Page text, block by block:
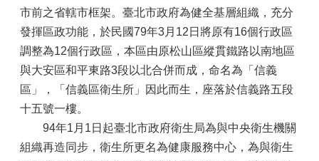
市前之省轄市框架。臺北市政府為健全基層組織，充分
發揮區政功能，於民國79年3月12日將原有16個行政區
調整為12個行政區，本區由原松山區縱貫鐵路以南地區
與大安區和平東路3段以北合併而成，命名為「信義
區」，「信義區衛生所」因此而生，座落於信義路五段
十五號一樓。
94年1月1日起臺北市政府衛生局為與中央衛生機關
組織再造同步，衛生所更名為健康服務中心，為與衛生